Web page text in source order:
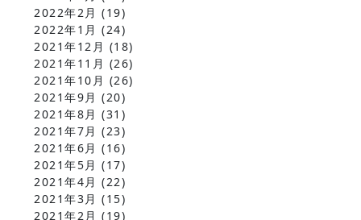
2022年2月 (19)
2022年1月 (24)
2021年12月 (18)
2021年11月 (26)
2021年10月 (26)
2021年9月 (20)
2021年8月 (31)
2021年7月 (23)
2021年6月 (16)
2021年5月 (17)
2021年4月 (22)
2021年3月 (15)
2021年2月 (19)